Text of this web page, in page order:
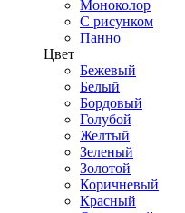
Моноколор
С рисунком
Панно
Цвет
Бежевый
Белый
Бордовый
Голубой
Желтый
Зеленый
Золотой
Коричневый
Красный